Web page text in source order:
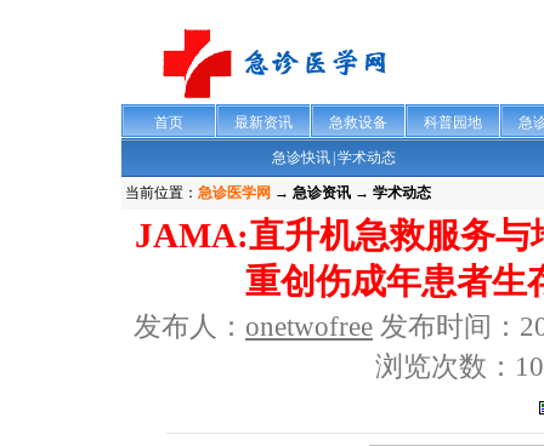
首页 最新资讯 急救设备 科普园地 急
急诊快讯 学术动态
当前位置： 急诊医学网 → 急诊资讯 → 学术动态
JAMA:直升机急救服务与
重创伤成年患者生
发布人： onetwofree 发布时间：
浏览次数：